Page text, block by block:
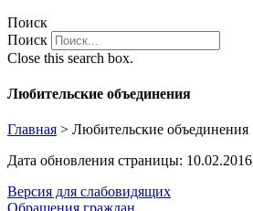
Поиск
Поиск
Close this search box.
Любительские объединения
Главная > Любительские объединения
Дата обновления страницы: 10.02.2016
Версия для слабовидящих